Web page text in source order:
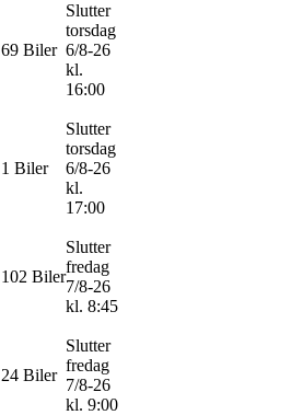
69 Biler
Slutter
torsdag
6/8-26
kl.
16:00
1 Biler
Slutter
torsdag
6/8-26
kl.
17:00
102 Biler
Slutter
fredag
7/8-26
kl. 8:45
24 Biler
Slutter
fredag
7/8-26
kl. 9:00